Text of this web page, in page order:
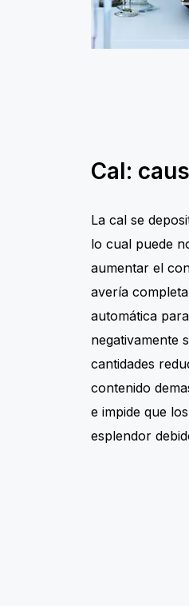
Cal:
La cal se
lo cual puede
aumentar el
avería
automática
negativamente
cantidades
contenido
e impide que
esplendor